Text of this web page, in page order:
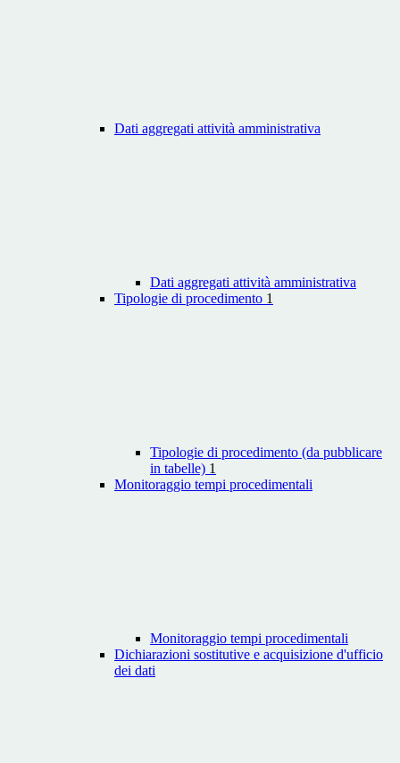
Dati aggregati attività amministrativa
Dati aggregati attività amministrativa
Tipologie di procedimento 1
Tipologie di procedimento (da pubblicare
in tabelle) 1
Monitoraggio tempi procedimentali
Monitoraggio tempi procedimentali
Dichiarazioni sostitutive e acquisizione d'ufficio
dei dati